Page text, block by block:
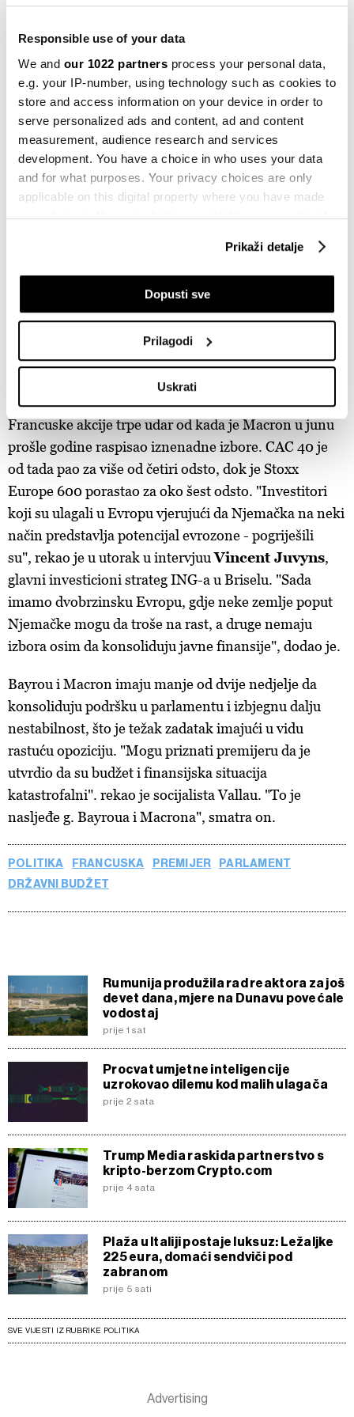
Responsible use of your data
We and our 1022 partners process your personal data,
e.g. your IP-number, using technology such as cookies to
store and access information on your device in order to
serve personalized ads and content, ad and content
measurement, audience research and services
development. You have a choice in who uses your data
and for what purposes. Your privacy choices are only
applicable on this digital property where you have made
your choices. You can change or withdraw your consent
If you allow, we would also like to:
Collect information about your geographical
Identify your device by actively scanning it for
specific characteristics (fingerprinting)
Find out more about how your personal data is processed
and set your preferences in thedetails section.
Zajednički voditelji obrade su HD-WIN ARENA SPORT
d.o.o. iPartneri. Više o podacima koje obrađujemo kao i
o vašim pravima pročitajte u našoj Politici privatnosti
, a
o kolačićima i drugim sličnim tehnologijama u
kolačića. Kolačiće u bilo kojem trenutku možete ponovno
ažurirati klikom na „Prikaži detalje“. Privolu možete u bilo
kojem trenutku povući bez negativnih posljedica.
Prikaži detalje
Dopusti sve
Prilagodi
Uskrati
Francuske desetogodišnje obveznice sada su među
najskupljima u evrozoni, već nadmašivši zemlje koje
su nekada bile u centru evropske dužničke krize poput
Francuske akcije trpe udar od kada je Macron u junu
prošle godine raspisao iznenadne izbore. CAC 40 je
od tada pao za više od četiri odsto, dok je Stoxx
Europe 600 porastao za oko šest odsto. "Investitori
koji su ulagali u Evropu vjerujući da Njemačka na neki
način predstavlja potencijal evrozone - pogriješili
su", rekao je u utorak u intervjuuVincent Juvyns,
glavni investicioni strateg ING-a u Briselu. "Sada
imamo dvobrzinsku Evropu, gdje neke zemlje poput
Njemačke mogu da troše na rast, a druge nemaju
izbora osim da konsoliduju javne finansije", dodao je.
Bayrou i Macron imaju manje od dvije nedjelje da
konsoliduju podršku u parlamentu i izbjegnu dalju
nestabilnost, što je težak zadatak imajući u vidu
rastuću opoziciju. "Mogu priznati premijeru da je
utvrdio da su budžet i finansijska situacija
katastrofalni". rekao je socijalista Vallau. "To je
nasljeđe g. Bayroua iMacrona", smatra on.
POLITIKA FRANCUSKA PREMIJER
PARLAMENT
DRŽAVNI BUDŽET
Rumunija produžila rad reaktora za još
devet dana, mjere na Dunavu povećale
vodostaj
prije 1 sat
Procvat umjetne inteligencije
uzrokovao dilemu kod malih ulagača
prije 2 sata
Trump Media raskida partnerstvo s
kripto-berzom Crypto.com
prije 4 sata
Plaža u Italiji postaje luksuz: Ležaljke
225 eura, domaći sendviči pod
zabranom
prije 5 sati
SVE VIJESTI IZ RUBRIKE POLITIKA